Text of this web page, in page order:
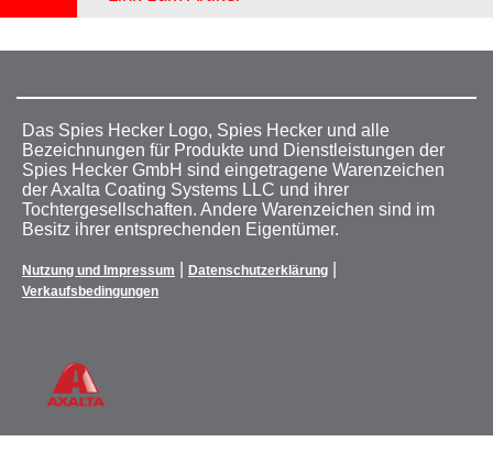
Das Spies Hecker Logo, Spies Hecker und alle
Bezeichnungen für Produkte und Dienstleistungen der
Spies Hecker GmbH sind eingetragene Warenzeichen
der Axalta Coating Systems LLC und ihrer
Tochtergesellschaften. Andere Warenzeichen sind im
Besitz ihrer entsprechenden Eigentümer.
Nutzung und Impressum Datenschutzerklärung
Verkaufsbedingungen